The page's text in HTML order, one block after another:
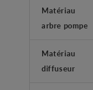
Matériau
arbre pompe
Matériau
diffuseur